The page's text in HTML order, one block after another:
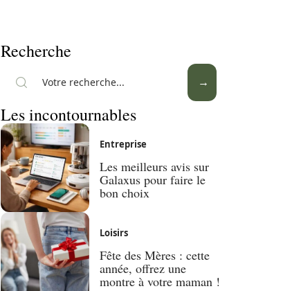
Recherche
Les incontournables
Entreprise
Les meilleurs avis sur
Galaxus pour faire le
bon choix
Loisirs
Fête des Mères : cette
année, offrez une
montre à votre maman !